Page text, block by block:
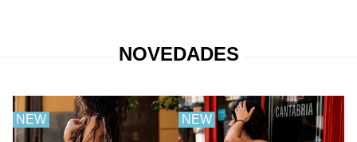
NOVEDADES
NEW NEW